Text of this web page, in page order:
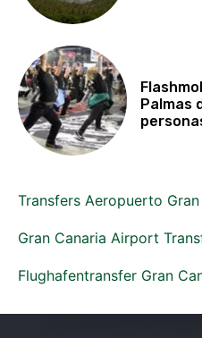
Palmas
Transfers Aeropuerto Gran
Gran Canaria Airport
Flughafentransfer Gran